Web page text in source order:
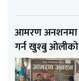
आमरण अनशनमा
गर्न खुश्बु